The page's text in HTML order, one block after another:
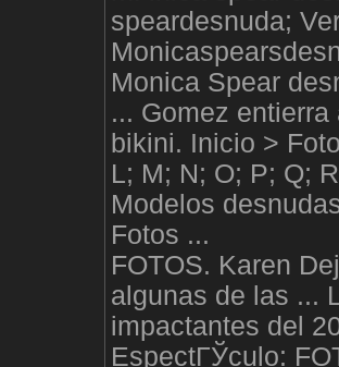
speardesnuda;
Monica Spear
... Gomez
bikini. Inicio >
L; M; N; O; P; Q;
Modelos
Fotos ...
FOTOS. Karen
algunas de las ...
impactantes del
EspectГЎculo: